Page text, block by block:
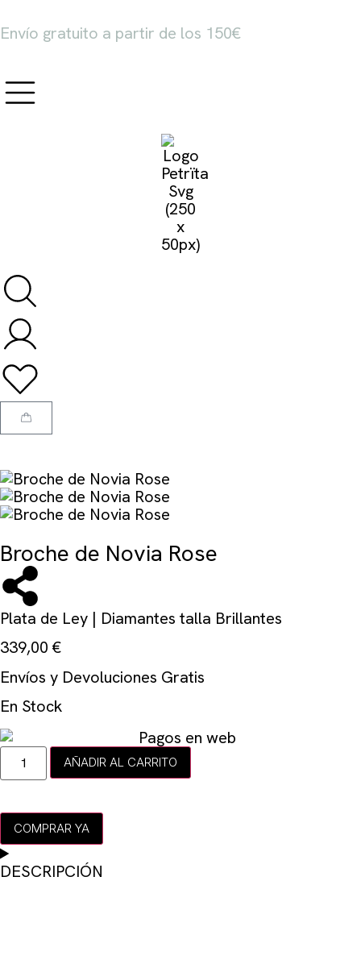
Envío gratuito a partir de los 150€
Broche de Novia Rose
Plata de Ley | Diamantes talla Brillantes
339,00 €
Envíos y Devoluciones Gratis
En Stock
AÑADIR AL CARRITO
COMPRAR YA
DESCRIPCIÓN